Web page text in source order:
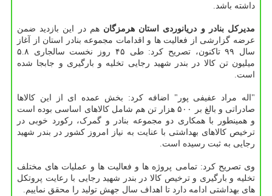
داشته باشد.
مدیرکل بنادر و دریانوردی استان هرمزگان هم در این بازدید ضمن
عرضه گزارشی از فعالیت ها و اقدامات مجموعه بنادر استان از آغاز
سال ۹۹ تاکنون، تصریح کرد: طی ۴۵ روز نخست سالجاری ۵.۸
میلیون تن کالا در بندر شهید رجایی تخلیه و بارگیری و جابجا شده
است.
"اله مراد عفیفی پور" اضافه کرد: بخش عمده ای از این کالاها
صادراتی و بالغ بر ۵۰۰ هزار تن هم شامل کالاهای اساسی بوده است
و همینطور با همکاری دو مجموعه بنادر و گمرک، رکورد خوبی در
ترخیص کالاهای بهداشتی با عنایت به نیاز امروز کشور در بندر شهید
رجایی به ثبت رسیده است.
وی تصریح کرد: تمامی پروژه ها و فعالیت ها و عملیات های مختلف
تخلیه و بارگیری و ترخیص کالا در بندر شهید رجایی با رعایت پروتکل
های بهداشتی ادامه دارد تا اهداف سال جهش تولید را محقق نماییم.